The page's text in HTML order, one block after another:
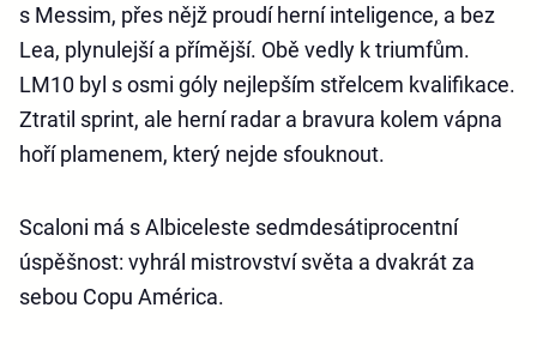
s Messim, přes nějž proudí herní inteligence, a bez
Lea, plynulejší a přímější. Obě vedly k triumfům.
LM10 byl s osmi góly nejlepším střelcem kvalifikace.
Ztratil sprint, ale herní radar a bravura kolem vápna
hoří plamenem, který nejde sfouknout.
Scaloni má s Albiceleste sedmdesátiprocentní
úspěšnost: vyhrál mistrovství světa a dvakrát za
sebou Copu América.